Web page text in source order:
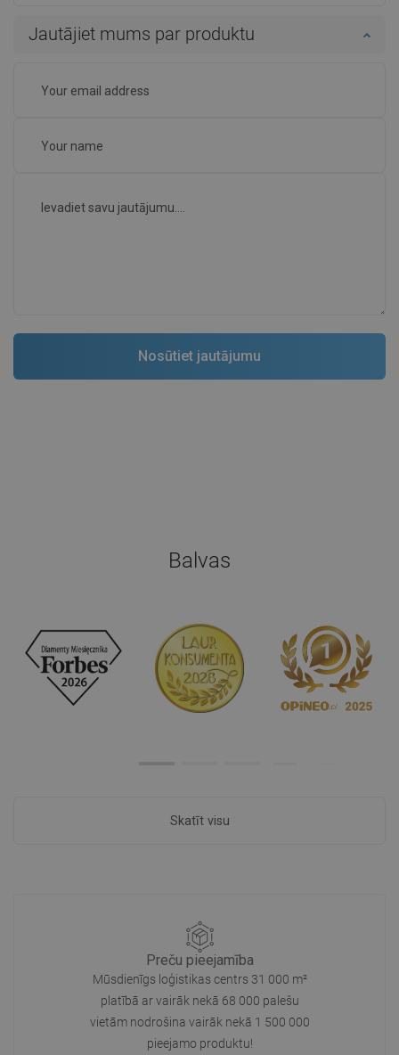
Jautājiet mums par produktu
Balvas
Skatīt visu
Preču pieejamība
Mūsdienīgs loģistikas centrs 31 000 m²
platībā ar vairāk nekā 68 000 palešu
vietām nodrošina vairāk nekā 1 500 000
pieejamo produktu!